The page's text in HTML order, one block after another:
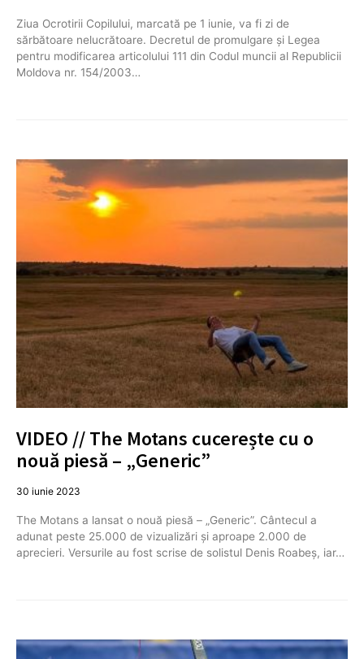
Ziua Ocrotirii Copilului, marcată pe 1 iunie, va fi zi de
sărbătoare nelucrătoare. Decretul de promulgare și Legea
pentru modificarea articolului 111 din Codul muncii al Republicii
Moldova nr. 154/2003…
VIDEO // The Motans cucerește cu o
nouă piesă – „Generic”
30 iunie 2023
The Motans a lansat o nouă piesă – „Generic”. Cântecul a
adunat peste 25.000 de vizualizări și aproape 2.000 de
aprecieri. Versurile au fost scrise de solistul Denis Roabeș, iar…